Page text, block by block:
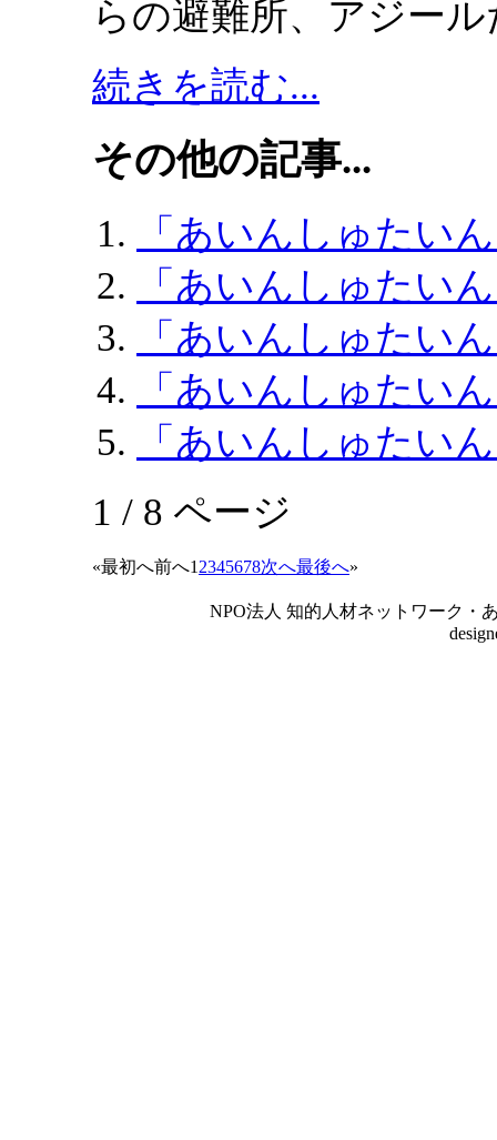
らの避難所、アジー
続きを読む...
その他の記事...
「あいんしゅたい
「あいんしゅたい
「あいんしゅたい
「あいんしゅたい
「あいんしゅたい
1 / 8 ページ
«最初へ前へ1 2345678次へ最後へ»
NPO法人 知的人材ネットワーク・